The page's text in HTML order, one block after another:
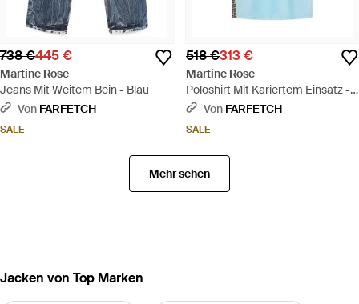
738 €445 €
Martine Rose
Jeans Mit Weitem Bein - Blau
Von FARFETCH
SALE
518 €313 €
Martine Rose
Poloshirt Mit Kariertem Einsatz -
BlauVon FARFETCH
SALE
Mehr sehen
Jacken von Top Marken